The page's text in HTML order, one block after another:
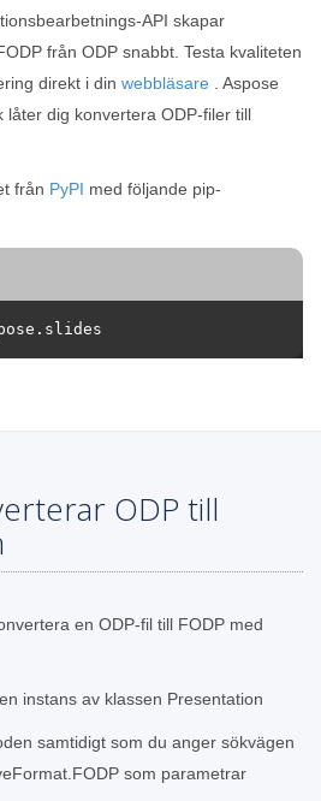
API skapar
från ODP snabbt. Testa kvaliteten
direkt i din webbläsare . Aspose
låter dig konvertera ODP-filer till
från PyPI med följande pip-
ODP till
en ODP-fil till FODP med
instans av klassen Presentation
samtidigt som du anger sökvägen
som parametrar